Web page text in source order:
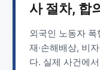
사 절차, 합
외국인 노동자 폭
재·손해배상, 비
다. 실제 사건에